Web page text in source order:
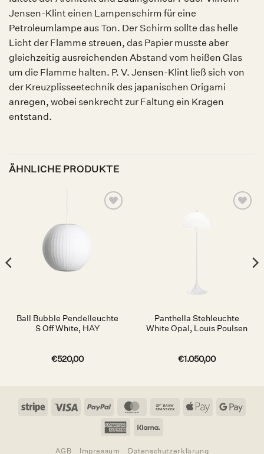
Jensen-Klint einen Lampenschirm für eine
Petroleumlampe aus Ton. Der Schirm sollte das helle
Licht der Flamme streuen, das Papier musste aber
gleichzeitig ausreichenden Abstand vom heißen Glas
um die Flamme halten. P. V. Jensen-Klint ließ sich von
der Kreuzplisseetechnik des japanischen Origami
anregen, wobei senkrecht zur Faltung ein Kragen
entstand.
ÄHNLICHE PRODUKTE
Ball Bubble Pendelleuchte
S Off White, HAY
€520,00
Panthella Stehleuchte
White Opal, Louis Poulsen
€1.050,00
Stripe Visa PayPal MasterCardBank
Apple
American
AGB Impressum Datenschutzerklärung